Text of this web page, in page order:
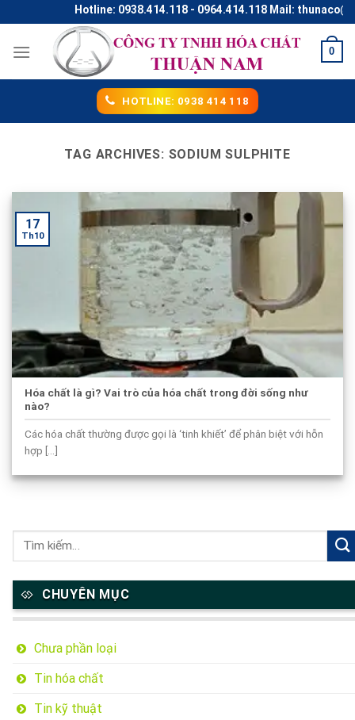
to
content
Hotline: 0938.414.118 - 0964.414.118 Mail:
0
HOTLINE: 0938 414 118
TAG ARCHIVES: SODIUM SULPHITE
Hóa chất là gì? Vai trò của hóa chất trong đời sống như
nào?
Các hóa chất thường được gọi là ‘tinh khiết’ để phân biệt với hỗn
hợp [...]
17
Th10
CHUYÊN MỤC
Chưa phần loại
Tin hóa chất
Tin kỹ thuật